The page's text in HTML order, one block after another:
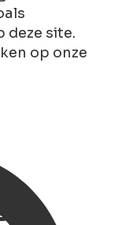
deze site.
op onze